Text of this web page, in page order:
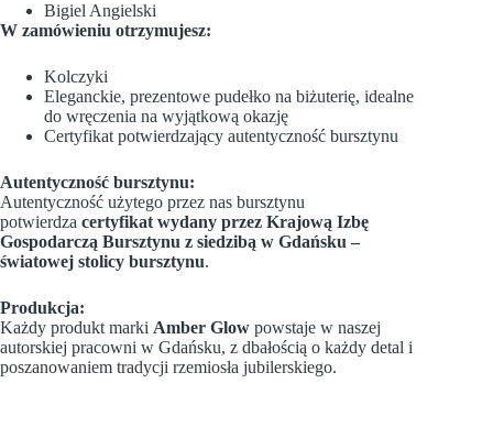
Bigiel Angielski
W zamówieniu otrzymujesz:
Kolczyki
Eleganckie, prezentowe pudełko na biżuterię, idealne
do wręczenia na wyjątkową okazję
Certyfikat potwierdzający autentyczność bursztynu
Autentyczność bursztynu:
Autentyczność użytego przez nas bursztynu
potwierdza certyfikat wydany przez Krajową Izbę
Gospodarczą Bursztynu z siedzibą w Gdańsku –
światowej stolicy bursztynu.
Produkcja:
Każdy produkt marki Amber Glow powstaje w naszej
autorskiej pracowni w Gdańsku, z dbałością o każdy detal i
poszanowaniem tradycji rzemiosła jubilerskiego.